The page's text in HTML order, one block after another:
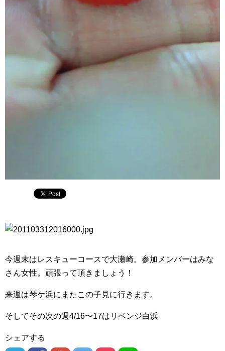
今週末はレスキューコースで大瀬崎。参加メンバーはみな
さん女性。頑張って頂きましょう！
来週は琴ケ浜にまたこの子見に行きます。
そしてその次の週4/16〜17はリベンジ白浜
シェアする